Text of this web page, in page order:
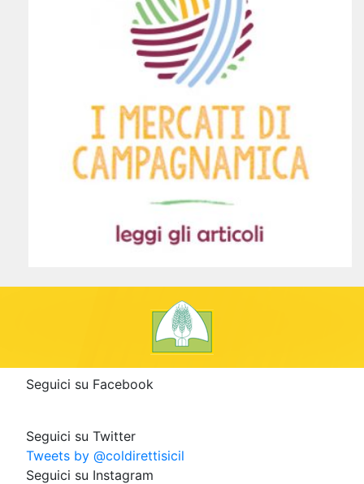
Seguici su Facebook
Seguici su Twitter
Tweets by @coldirettisicil
Seguici su Instagram